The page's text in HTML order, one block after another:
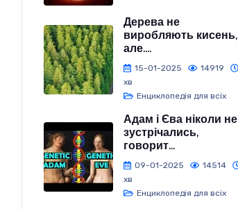
Дерева не
виробляють кисень,
але....
15-01-2025 14919
хв
Енциклопедія для всіх
Адам і Єва ніколи не
зустрічались,
говорит...
09-01-2025 14514
хв
Енциклопедія для всіх